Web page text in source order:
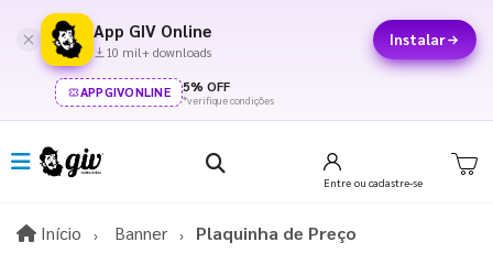
App GIV Online
10 mil+ downloads
Instalar
APPGIVONLINE 5% OFF
*verifique condições
Entre ou cadastre-se
Início InícioBanner Plaquinha de Preço